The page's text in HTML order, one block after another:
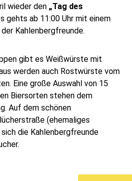
wieder den „Tag des
gehts ab 11:00 Uhr mit einem
Kahlenbergfreunde.
gibt es Weißwürste mit
werden auch Rostwürste vom
Eine große Auswahl von 15
Biersorten stehen dem
Auf dem schönen
(ehemaliges
die Kahlenbergfreunde